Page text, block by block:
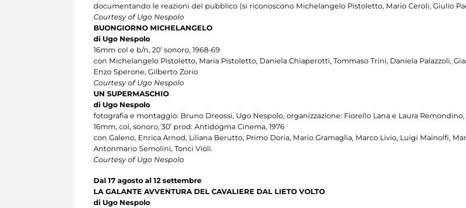
documentando le reazioni del pubblico (si riconoscono Michelangelo Pistoletto, Mario Ceroli, Giulio
Courtesy of Ugo Nespolo
BUONGIORNO MICHELANGELO
di Ugo Nespolo
16mm col e b/n, 20’ sonoro, 1968-69
con Michelangelo Pistoletto, Maria Pistoletto, Daniela Chiaperotti, Tommaso Trini, Daniela Palazzoli,
Enzo Sperone, Gilberto Zorio
Courtesy of Ugo Nespolo
UN SUPERMASCHIO
di Ugo Nespolo
fotografia e montaggio: Bruno Dreossi, Ugo Nespolo, organizzazione: Fiorello Lana e Laura
16mm, col, sonoro, 30’ prod: Antidogma Cinema, 1976
con Galeno, Enrica Arnod, Liliana Berutto, Primo Doria, Mario Gramaglia, Marco Livio, Luigi Mainolfi,
Antonmario Semolini, Tonci Violi.
Courtesy of Ugo Nespolo
Dal 17 agosto al 12 settembre
LA GALANTE AVVENTURA DEL CAVALIERE DAL LIETO VOLTO
di Ugo Nespolo